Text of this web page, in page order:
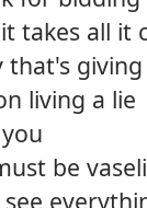
takes all it
that's giving
living a lie
be